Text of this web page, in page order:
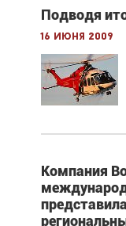
Подводя
16 июня 2009
Компания